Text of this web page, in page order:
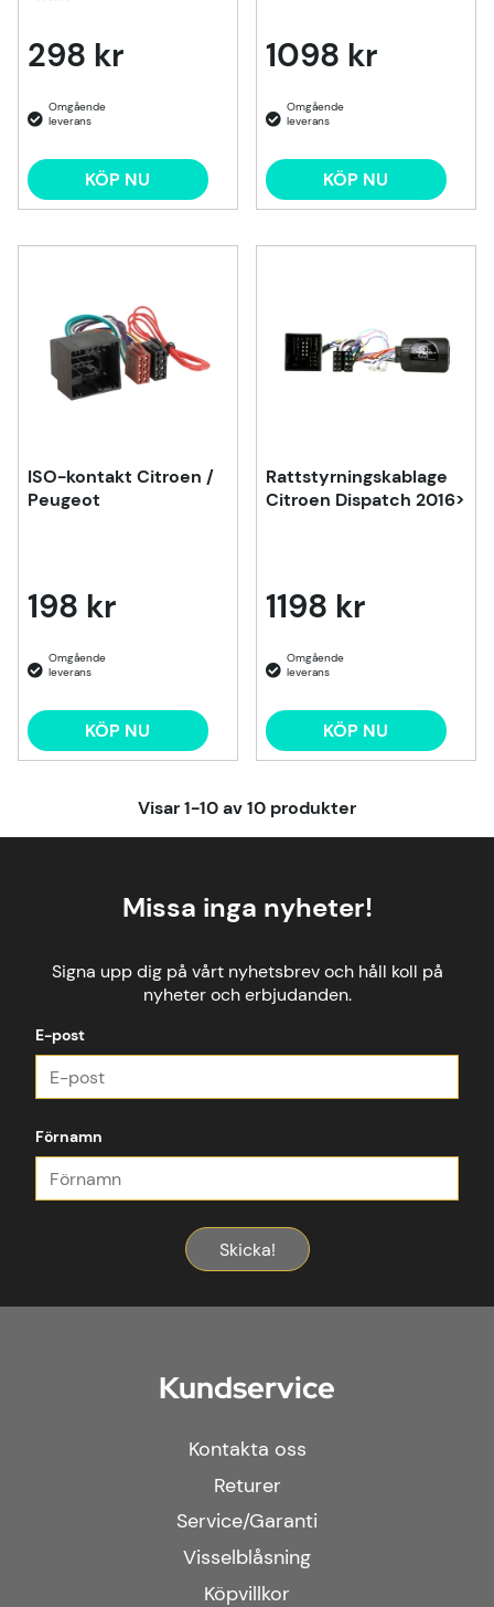
298 kr
KÖP NU
1098 kr
KÖP NU
ISO-kontakt Citroen /
Peugeot
198 kr
KÖP NU
Rattstyrningskablage
Citroen Dispatch 2016>
1198 kr
KÖP NU
Visar1-10av10 produkter
Missa inga nyheter!
Signa upp dig på vårt nyhetsbrev och håll koll på
nyheter och erbjudanden.
E-post
Förnamn
Skicka!
Kundservice
Kontakta oss
Returer
Service/Garanti
Visselblåsning
Köpvillkor